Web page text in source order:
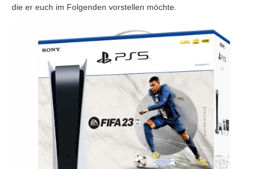
die er euch im Folgenden vorstellen möchte.